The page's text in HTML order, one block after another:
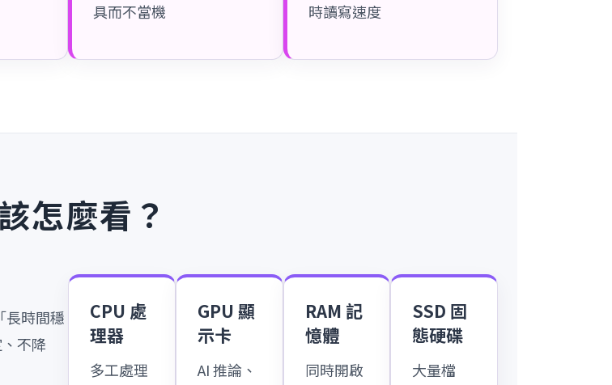
具而不當機
時讀寫速度
怎麼看？
長時間穩
不降
CPU 處
理器
多工處理
GPU 顯
示卡
AI 推論、
RAM 記
憶體
同時開啟
SSD 固
態硬碟
大量檔